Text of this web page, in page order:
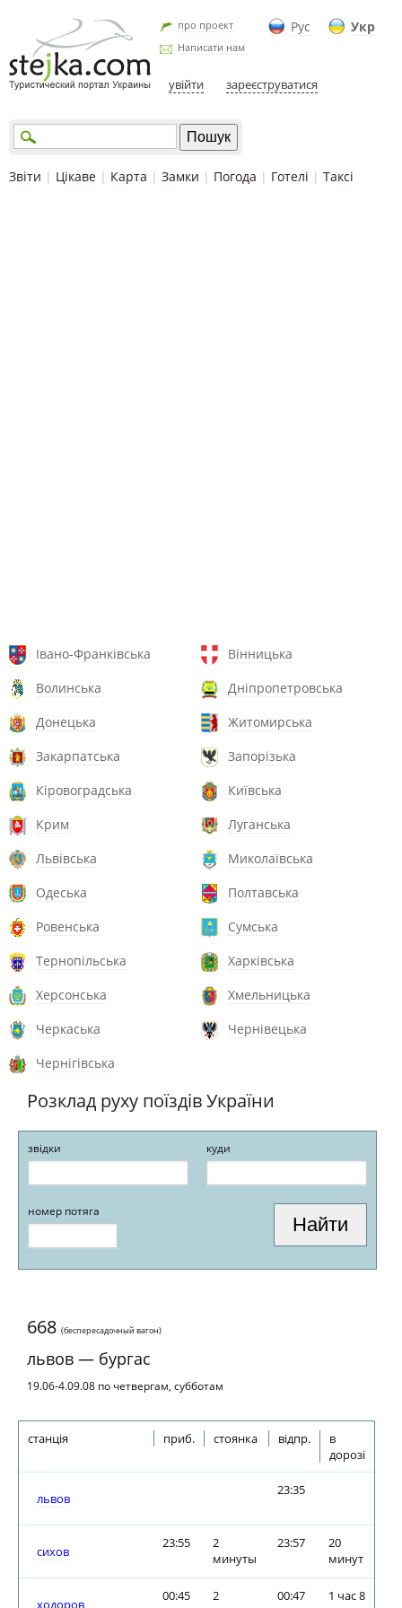
Рус Укр
про проект
Написати нам
увійти зареєструватися
Звіти | Цікаве | Карта | Замки | Погода | Готелі | Таксі
Івано-Франківська
Вінницька
Волинська
Дніпропетровська
Донецька
Житомирська
Закарпатська
Запорізька
Кіровоградська
Київська
Крим
Луганська
Львівська
Миколаївська
Одеська
Полтавська
Ровенська
Сумська
Тернопільська
Харківська
Херсонська
Хмельницька
Черкаська
Чернівецька
Чернігівська
Розклад руху поїздів України
звідки куди
номер потяга
668 (беспересадочный вагон)
львов — бургас
19.06-4.09.08 по четвергам, субботам
станція приб. стоянка відпр.
в
дорозі
львов
23:35
сихов
23:55
2
минуты
23:57
20
минут
ходоров
00:45
2
00:47
1 час 8